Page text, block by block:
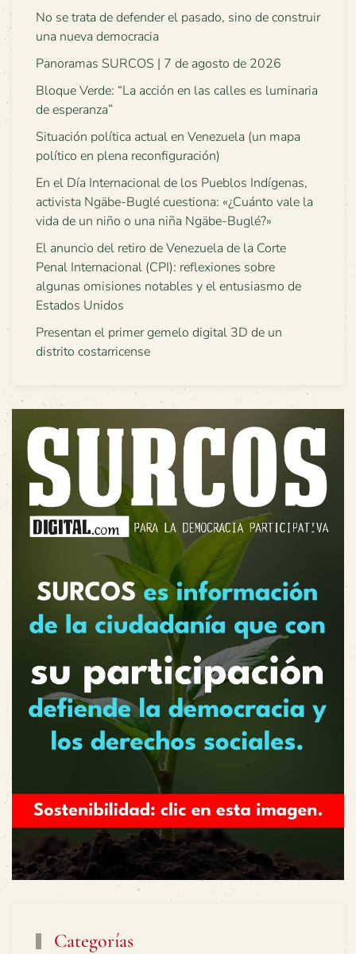
No se trata de defender el pasado, sino de construir
una nueva democracia
Panoramas SURCOS | 7 de agosto de 2026
Bloque Verde: “La acción en las calles es luminaria
de esperanza”
Situación política actual en Venezuela (un mapa
político en plena reconfiguración)
En el Día Internacional de los Pueblos Indígenas,
activista Ngäbe-Buglé cuestiona: «¿Cuánto vale la
vida de un niño o una niña Ngäbe-Buglé?»
El anuncio del retiro de Venezuela de la Corte
Penal Internacional (CPI): reflexiones sobre
algunas omisiones notables y el entusiasmo de
Estados Unidos
Presentan el primer gemelo digital 3D de un
distrito costarricense
Categorías